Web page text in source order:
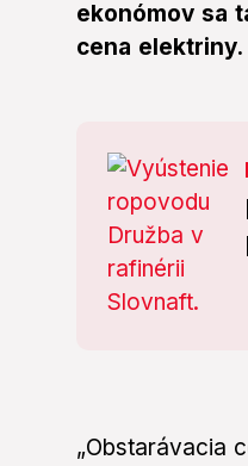
ekonómov sa
cena elektriny.
„Obstarávacia